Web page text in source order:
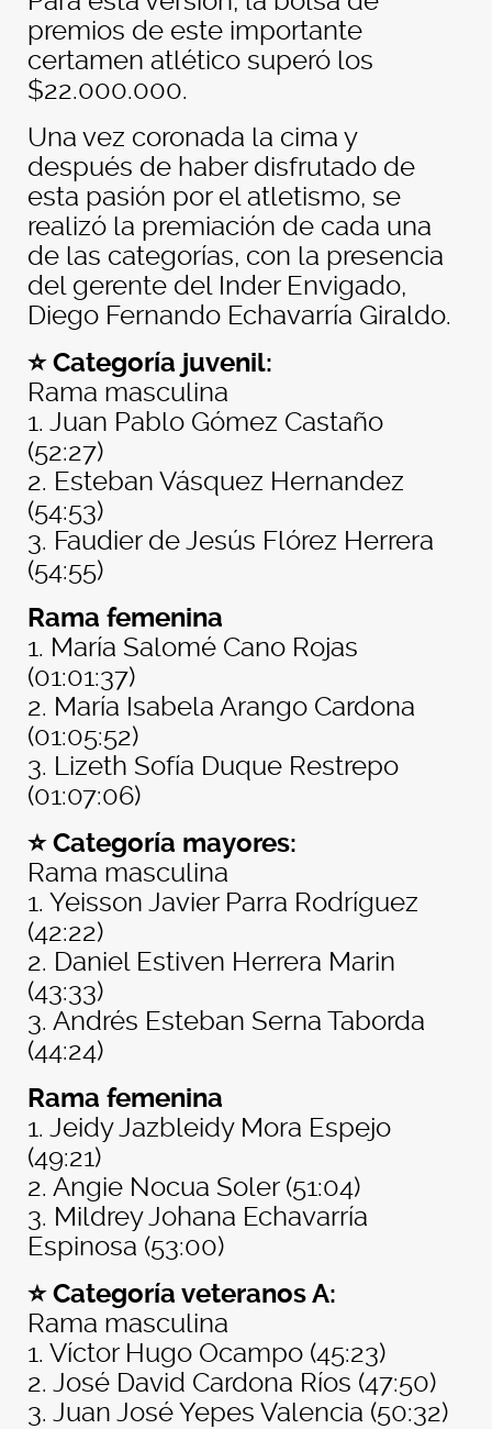
premios de este importante
certamen atlético superó los
$22.000.000.
Una vez coronada la cima y
después de haber disfrutado de
esta pasión por el atletismo, se
realizó la premiación de cada una
de las categorías, con la presencia
del gerente del Inder Envigado,
Diego Fernando Echavarría Giraldo.
⭐ Categoría juvenil:
Rama masculina
1. Juan Pablo Gómez Castaño
(52:27)
2. Esteban Vásquez Hernandez
(54:53)
3. Faudier de Jesús Flórez Herrera
(54:55)
Rama femenina
1. María Salomé Cano Rojas
(01:01:37)
2. María Isabela Arango Cardona
(01:05:52)
3. Lizeth Sofía Duque Restrepo
(01:07:06)
⭐ Categoría mayores:
Rama masculina
1. Yeisson Javier Parra Rodríguez
(42:22)
2. Daniel Estiven Herrera Marin
(43:33)
3. Andrés Esteban Serna Taborda
(44:24)
Rama femenina
1. Jeidy Jazbleidy Mora Espejo
(49:21)
2. Angie Nocua Soler (51:04)
3. Mildrey Johana Echavarría
Espinosa (53:00)
⭐ Categoría veteranos A:
Rama masculina
1. Víctor Hugo Ocampo (45:23)
2. José David Cardona Ríos (47:50)
3. Juan José Yepes Valencia (50:32)